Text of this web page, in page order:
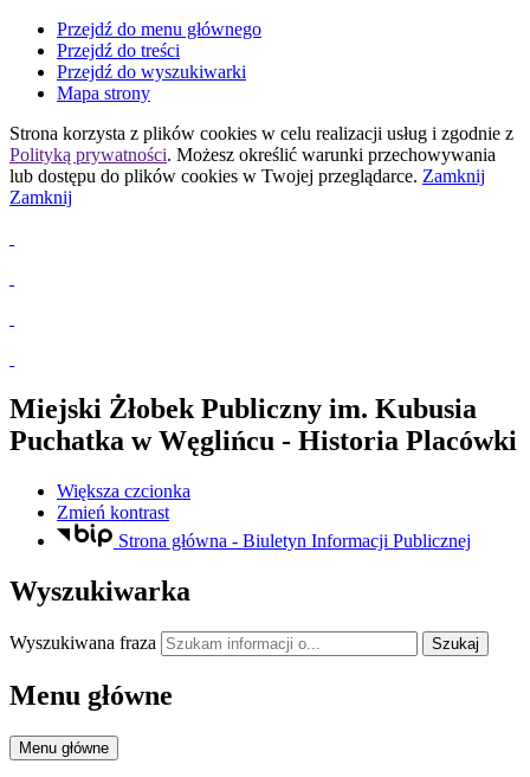
Przejdź do menu głównego
Przejdź do treści
Przejdź do wyszukiwarki
Mapa strony
Strona korzysta z plików cookies w celu realizacji usług i zgodnie z
Polityką prywatności. Możesz określić warunki przechowywania
lub dostępu do plików cookies w Twojej przeglądarce. Zamknij
Zamknij
Miejski Żłobek Publiczny im. Kubusia
Puchatka w Węglińcu - Historia Placówki
Większa czcionka
Zmień kontrast
Strona główna - Biuletyn Informacji Publicznej
Wyszukiwarka
Wyszukiwana fraza Szukaj
Menu główne
Menu główne